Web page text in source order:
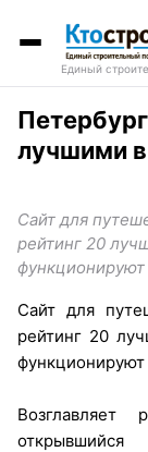
Единый
лучшими
Сайт для
рейтинг 20
Сайт для
рейтинг 20
Возглавляет
открывшийся